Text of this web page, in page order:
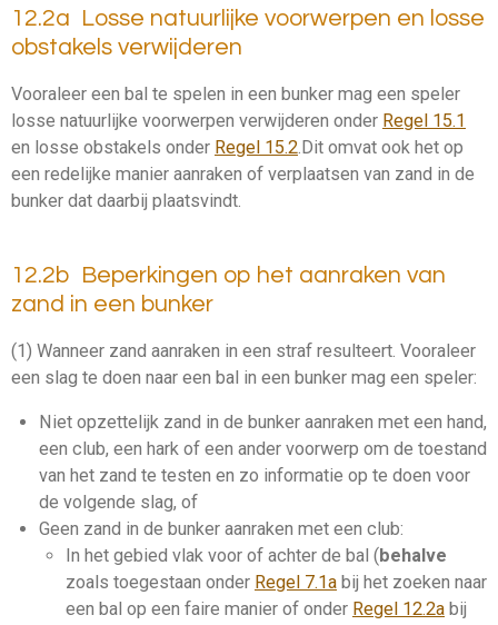
12.2a Losse natuurlijke voorwerpen en losse
obstakels verwijderen
Vooraleer een bal te spelen in een bunker mag een speler
losse natuurlijke voorwerpen verwijderen onder Regel 15.1
en losse obstakels onder Regel 15.2 Dit omvat ook het op
een redelijke manier aanraken of verplaatsen van zand in de
bunker dat daarbij plaatsvindt.
12.2b Beperkingen op het aanraken van
zand in een bunker
(1) Wanneer zand aanraken in een straf resulteert. Vooraleer
een slag te doen naar een bal in een bunker mag een speler:
Niet opzettelijk zand in de bunkeraanraken met een hand,
een club, een hark of een ander voorwerp om de toestand
van het zand te testen en zo informatie op te doen voor
de volgende slag, of
Geen zand in de bunkeraanraken met een club:
In het gebied vlak voor of achter de bal (behalve
zoals toegestaan onder Regel 7.1a bij het zoeken naar
een bal op een faire manier of onder Regel 12.2a bij